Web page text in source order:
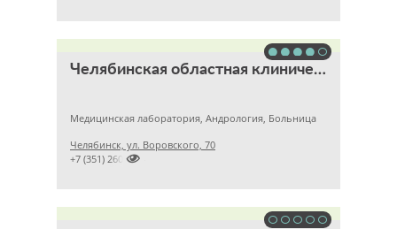
Челябинская областная клиническая больница
Медицинская лаборатория, Андрология, Больница
Челябинск, ул. Воровского, 70

+7 (351) 2609824